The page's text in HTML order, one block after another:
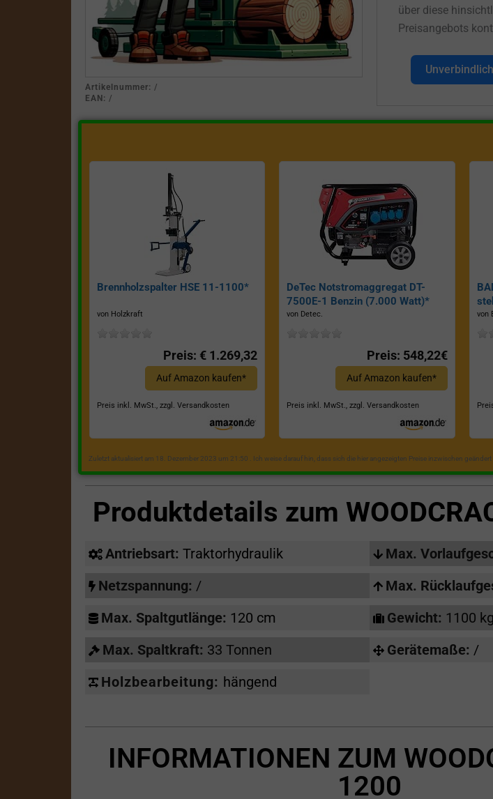
Artikelnummer: /
EAN: /
über diese
Preisangebots
Brennholzspalter HSE 11-1100*
von Holzkraft
Preis: € 1.269,32
Auf Amazon kaufen*
Preis inkl. MwSt., zzgl. Versandkosten
DeTec Notstromaggregat DT-
7500E-1 Benzin (7.000 Watt)*
von Detec.
Preis: 548,22€
Auf Amazon kaufen*
Preis inkl. MwSt., zzgl. Versandkosten
von
Zuletzt aktualisiert am 18. Dezember 2023 um 21:50 . Ich weise darauf hin, dass sich die hier angezeigten Preise inzwischen
Produktdetails zum
Antriebsart: Traktorhydraulik
Netzspannung: /
Max. Spaltgutlänge: 120 cm
Max. Spaltkraft: 33 Tonnen
Holzbearbeitung: hängend
Max.
Max.
Gewicht: 1100 kg
Gerätemaße: /
INFORMATIONEN ZUM
1200